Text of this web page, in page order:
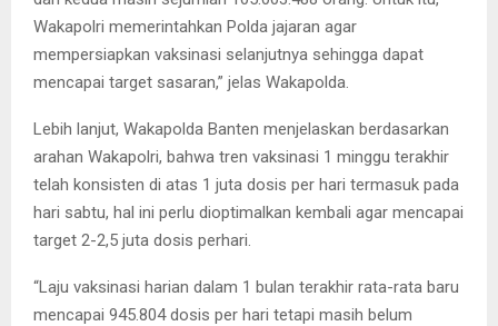
Wakapolri memerintahkan Polda jajaran agar
mempersiapkan vaksinasi selanjutnya sehingga dapat
mencapai target sasaran,” jelas Wakapolda.
Lebih lanjut, Wakapolda Banten menjelaskan berdasarkan
arahan Wakapolri, bahwa tren vaksinasi 1 minggu terakhir
telah konsisten di atas 1 juta dosis per hari termasuk pada
hari sabtu, hal ini perlu dioptimalkan kembali agar mencapai
target 2-2,5 juta dosis perhari.
“Laju vaksinasi harian dalam 1 bulan terakhir rata-rata baru
mencapai 945.804 dosis per hari tetapi masih belum